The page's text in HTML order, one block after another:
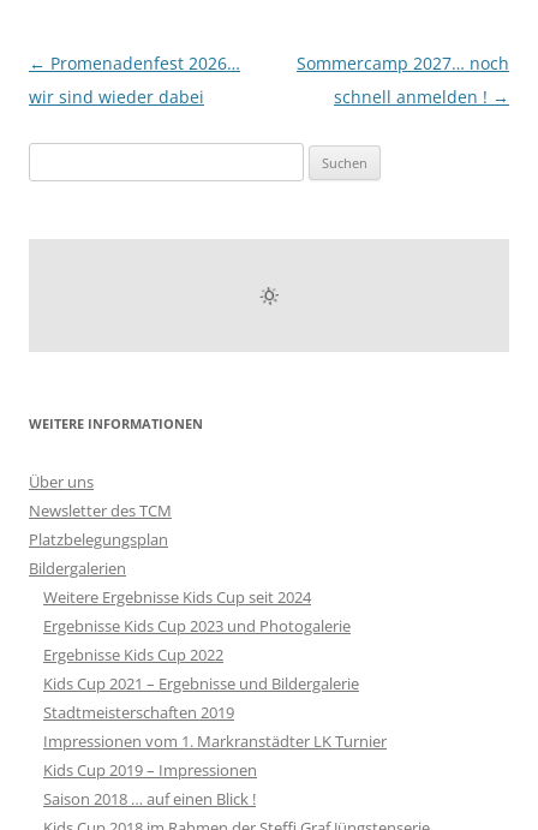
Beitragsnavigation
← Promenadenfest 2026…
wir sind wieder dabei
Sommercamp 2027… noch
schnell anmelden ! →
nach:
WEITERE INFORMATIONEN
Über uns
Newsletter des TCM
Platzbelegungsplan
Bildergalerien
Weitere Ergebnisse Kids Cup seit 2024
Ergebnisse Kids Cup 2023 und Photogalerie
Ergebnisse Kids Cup 2022
Kids Cup 2021 – Ergebnisse und Bildergalerie
Stadtmeisterschaften 2019
Impressionen vom 1. Markranstädter LK Turnier
Kids Cup 2019 – Impressionen
Saison 2018 … auf einen Blick !